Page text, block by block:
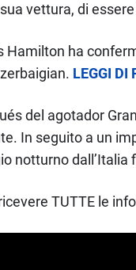
vettura, di
Hamilton ha
LEGGI DI
del agotador
In seguito a un
notturno dall’Italia
TUTTE le